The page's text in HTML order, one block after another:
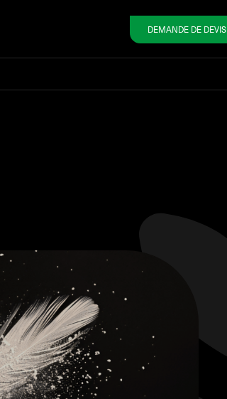
DEMANDE DE DEVIS